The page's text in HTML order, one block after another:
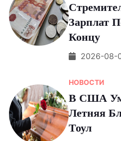
Зарплат
Концу
2026-08-
НОВОСТИ
В США
Летняя
Тоул